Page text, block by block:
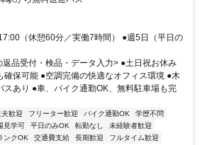
（休憩60分／実働7時間） ●週5日（平日の
品受付・検品・データ入力> ●土日祝お休み
確保可能 ●空調完備の快適なオフィス環境 ●木
スあり ●車、バイク通勤OK、無料駐車場も完
歓迎 フリーター歓迎 バイク通勤OK
学歴不問
見学可 平日のみOK 転勤なし
未経験者歓迎
ンクOK 交通費支給 長期歓迎
フルタイム歓迎